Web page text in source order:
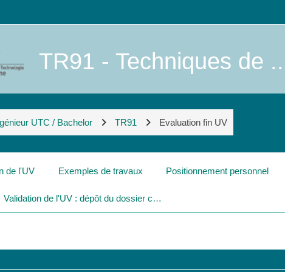
TR91 - Techniques de
UTC / Bachelor TR91 Evaluation fin UV
ウトライン
de l'UV Exemples de travaux Positionnement personnel
Validation de l'UV : dépôt du dossier complet